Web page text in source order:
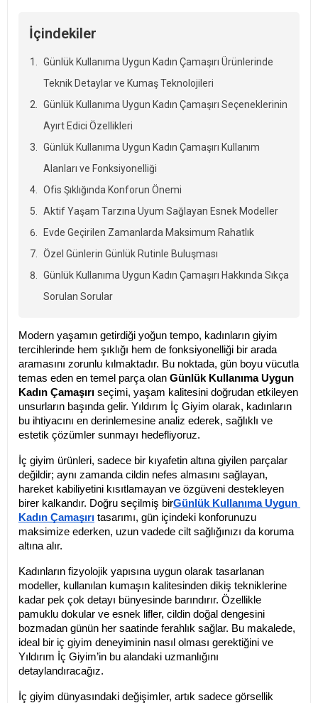
İçindekiler
Günlük Kullanıma Uygun Kadın Çamaşırı Ürünlerinde
Teknik Detaylar ve Kumaş Teknolojileri
Günlük Kullanıma Uygun Kadın Çamaşırı Seçeneklerinin
Ayırt Edici Özellikleri
Günlük Kullanıma Uygun Kadın Çamaşırı Kullanım
Alanları ve Fonksiyonelliği
Ofis Şıklığında Konforun Önemi
Aktif Yaşam Tarzına Uyum Sağlayan Esnek Modeller
Evde Geçirilen Zamanlarda Maksimum Rahatlık
Özel Günlerin Günlük Rutinle Buluşması
Günlük Kullanıma Uygun Kadın Çamaşırı Hakkında Sıkça
Sorulan Sorular
Modern yaşamın getirdiği yoğun tempo, kadınların giyim
tercihlerinde hem şıklığı hem de fonksiyonelliği bir arada
aramasını zorunlu kılmaktadır. Bu noktada, gün boyu vücutla
temas eden en temel parça olan Günlük Kullanıma Uygun
Kadın Çamaşırı seçimi, yaşam kalitesini doğrudan etkileyen
unsurların başında gelir. Yıldırım İç Giyim olarak, kadınların
bu ihtiyacını en derinlemesine analiz ederek, sağlıklı ve
estetik çözümler sunmayı hedefliyoruz.
İç giyim ürünleri, sadece bir kıyafetin altına giyilen parçalar
değildir; aynı zamanda cildin nefes almasını sağlayan,
hareket kabiliyetini kısıtlamayan ve özgüveni destekleyen
birer kalkandır. Doğru seçilmiş birGünlük Kullanıma Uygun
Kadın Çamaşırı tasarımı, gün içindeki konforunuzu
maksimize ederken, uzun vadede cilt sağlığınızı da koruma
altına alır.
Kadınların fizyolojik yapısına uygun olarak tasarlanan
modeller, kullanılan kumaşın kalitesinden dikiş tekniklerine
kadar pek çok detayı bünyesinde barındırır. Özellikle
pamuklu dokular ve esnek lifler, cildin doğal dengesini
bozmadan günün her saatinde ferahlık sağlar. Bu makalede,
ideal bir iç giyim deneyiminin nasıl olması gerektiğini ve
Yıldırım İç Giyim’in bu alandaki uzmanlığını
detaylandıracağız.
İç giyim dünyasındaki değişimler, artık sadece görsellik